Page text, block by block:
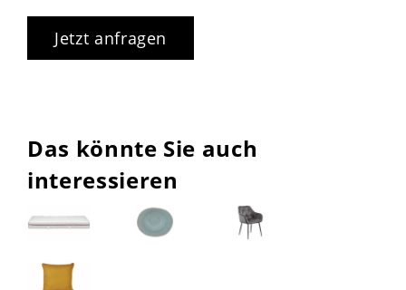
Jetzt anfragen
Das könnte Sie auch
interessieren